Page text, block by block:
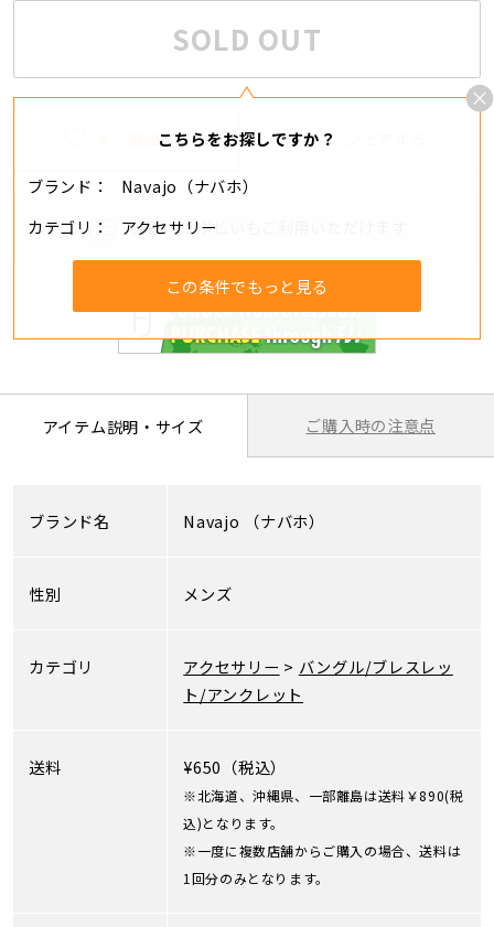
SOLD OUT
こちらをお探しですか？
ブランド
Navajo（ナバホ）
カテゴリ
アクセサリー
この条件でもっと見る
追加する
分割・リボ払いもご利用いただけます
アイテム説明・サイズ ご購入時の注意点
ブランド名 Navajo （ナバホ）
性別 メンズ
カテゴリ アクセサリー > バングル/ブレスレッ
ト/アンクレット
送料 ¥650（税込）
※北海道、沖縄県、一部離島は送料￥890(税
込)となります。
※一度に複数店舗からご購入の場合、送料は
1回分のみとなります。